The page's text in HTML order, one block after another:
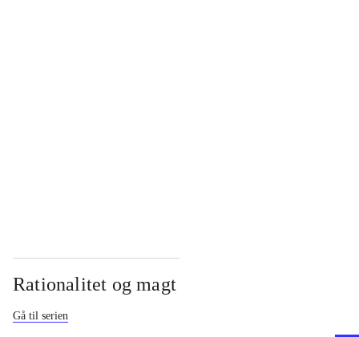
Rationalitet og magt
Gå til serien